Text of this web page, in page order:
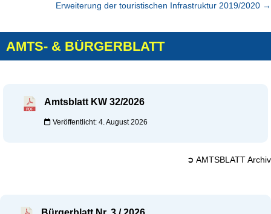
Erweiterung der touristischen Infrastruktur 2019/2020 →
AMTS- & BÜRGERBLATT
Amtsblatt KW 32/2026
Veröffentlicht: 4. August 2026
➲ AMTSBLATT Archiv